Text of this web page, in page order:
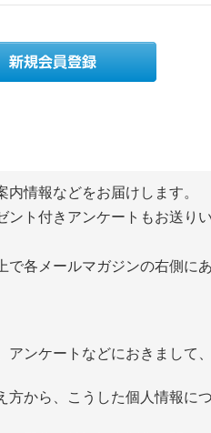
情報などをお届けします。
ト付きアンケートもお送り
各メールマガジンの右側に
ンケートなどにおきまして
から、こうした個人情報に